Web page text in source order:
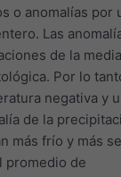
o anomalías por
Las
de la media
Por lo
negativa y
de la
más frío y más
promedio de